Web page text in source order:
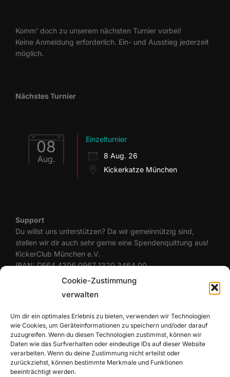
Cookie-Zustimmung
verwalten
Um dir ein optimales Erlebnis zu bieten, verwenden wir Technologien
wie Cookies, um Geräteinformationen zu speichern und/oder darauf
zuzugreifen. Wenn du diesen Technologien zustimmst, können wir
Daten wie das Surfverhalten oder eindeutige IDs auf dieser Website
verarbeiten. Wenn du deine Zustimmung nicht erteilst oder
zurückziehst, können bestimmte Merkmale und Funktionen
beeinträchtigt werden.
Komm' doch zu unserem nächsten Turnier vorbei!
Keine Anmeldung erforderlich. Ein- und Ausstieg jederzeit
möglich.
Nächstes Turnier
08
Aug.
Einzelturnier
8 Aug. 26
Kickerkatze München
Support
Du willst uns unterstützen? Da wir gemeinnützig sind,
stellen wir dir auch sehr gerne eine Spendenquittung aus!
KickerClub München e.V.
IBAN: DE64 4306 0967 1320 3464 00
BIC: GENODEM1GLS
Rechtliches
Datenschutzerklärung
Cookie-Richtlinie (EU)
Haftungsausschluss
Impressum